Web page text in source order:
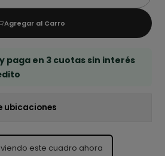
Agregar al Carro
paga en 3 cuotas sin interés
ubicaciones
este cuadro ahora